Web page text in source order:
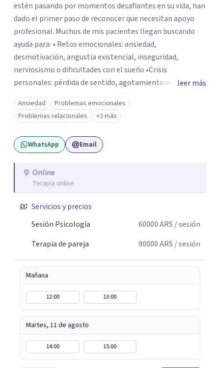
estén pasando por momentos desafiantes en su vida, han
dado el primer paso de reconocer que necesitan apoyo
profesional. Muchos de mis pacientes llegan buscando
ayuda para: • Retos emocionales: ansiedad,
desmotivación, angustia existencial, inseguridad,
nerviosismo o dificultades con el sueño •Crisis
personales: pérdida de sentido, agotamiento emocional
o dificultad para manejar transiciones vitales •Conflictos
relacionales: problemas de pareja, tensiones familiares,
desafíos laborales o dificultades en dinámicas sociales.
leer más
Ansiedad
Problemas emocionales
Problemas relacionales
+3 más
WhatsApp Email
Online
Terapia online
Servicios y precios
Sesión Psicología
60000ARS / sesión
Terapia de pareja
90000ARS / sesión
Mañana
12:00 13:00
Martes, 11 de agosto
14:00 15:00